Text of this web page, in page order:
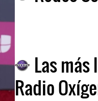
Las más
Radio